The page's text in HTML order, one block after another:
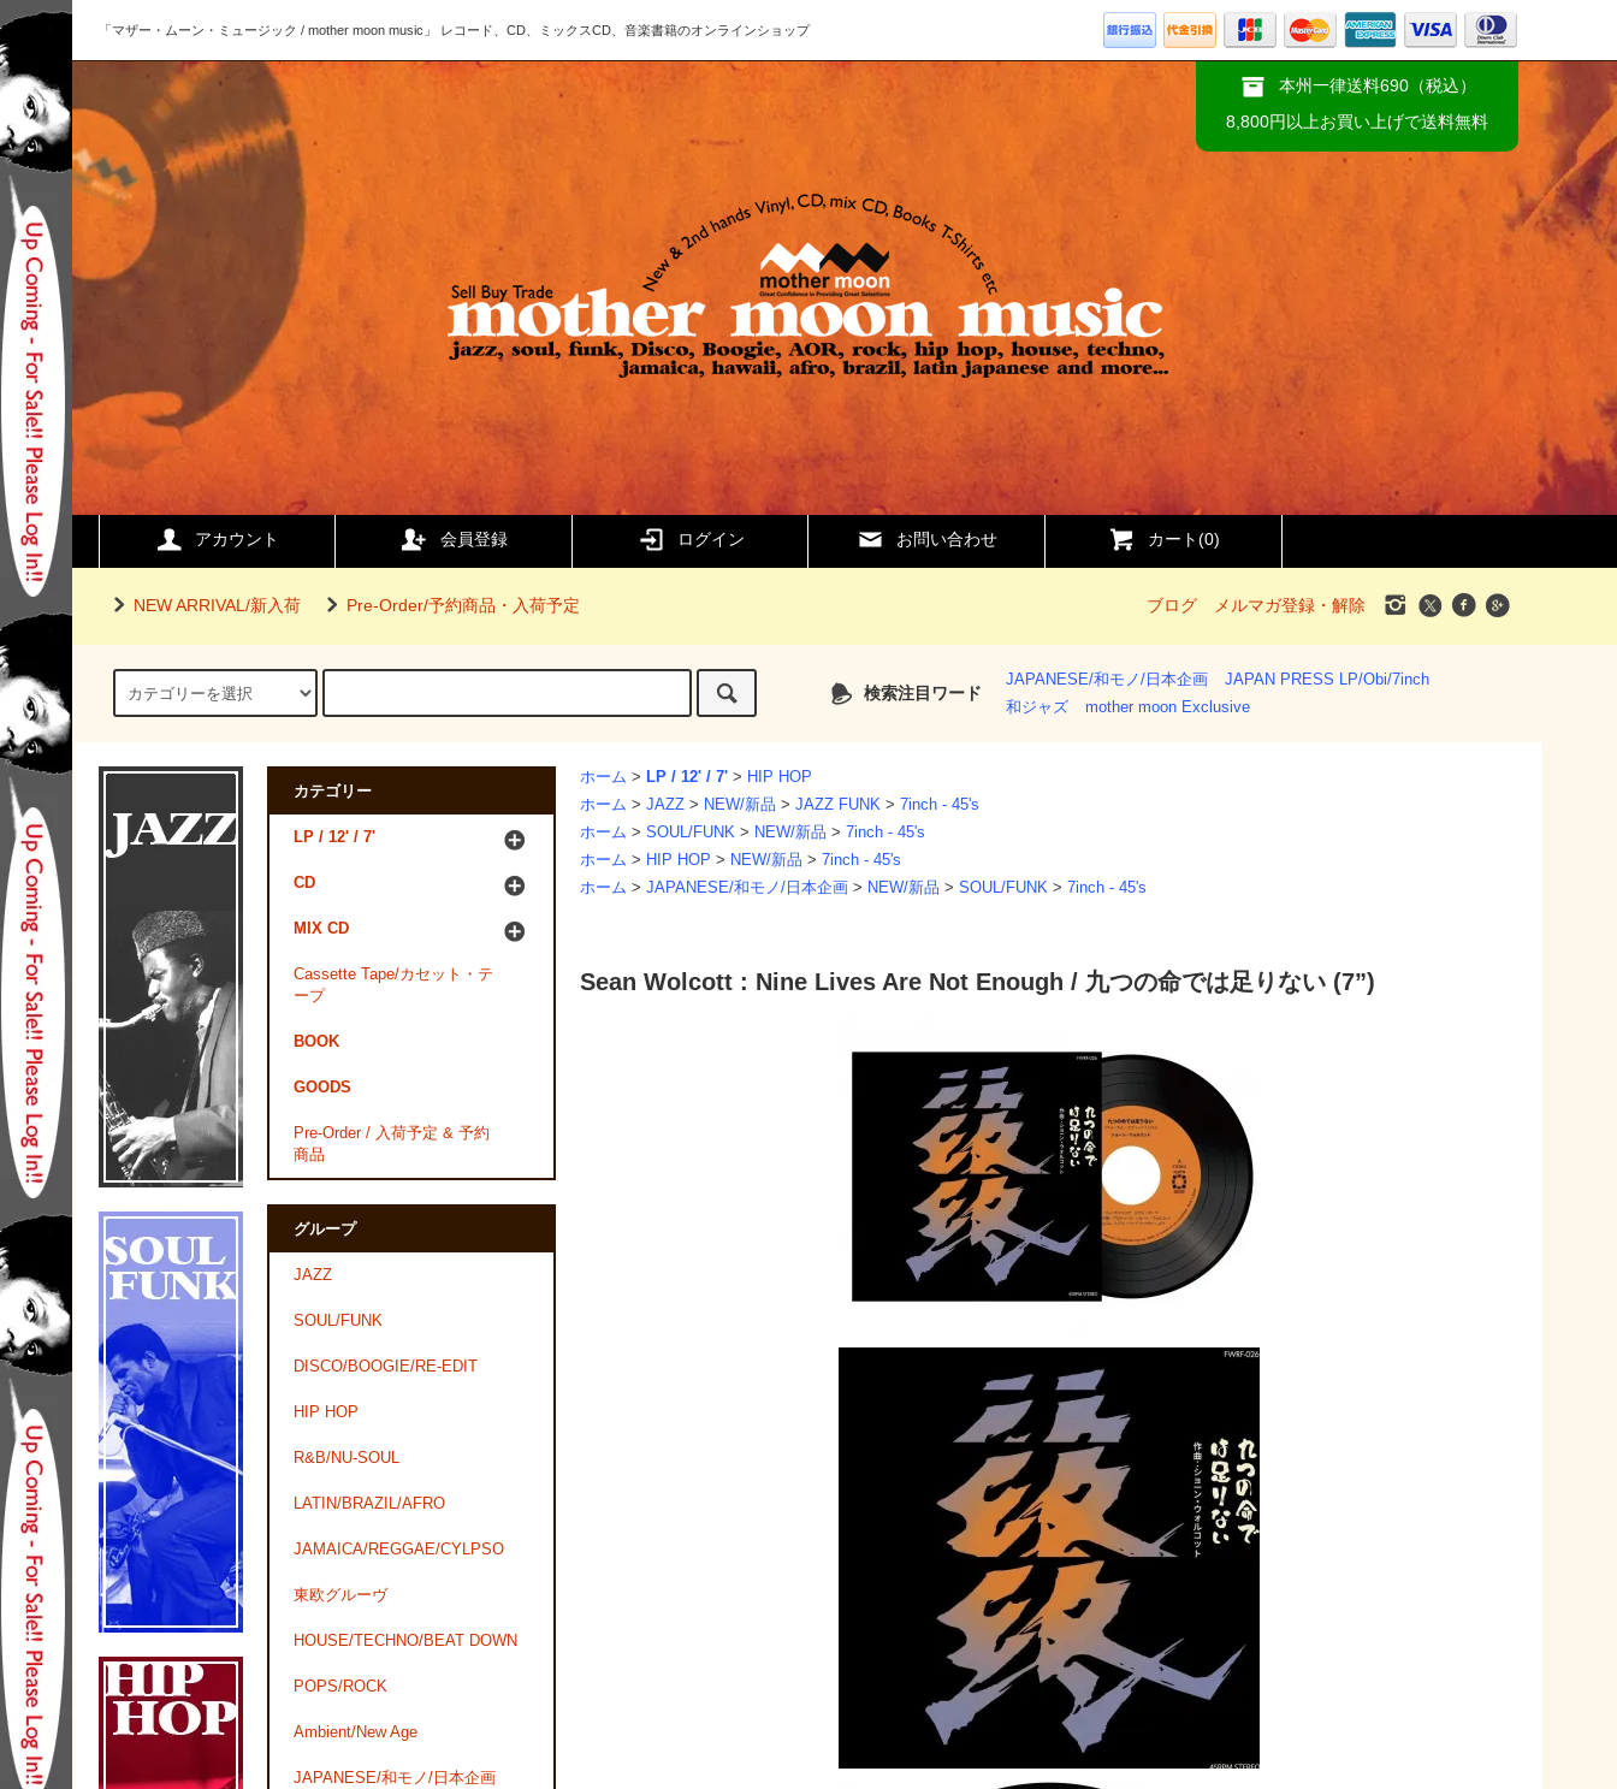
「マザー・ムーン・ミュージック / mother moon music」 レコード、CD、ミックスCD、音楽書籍のオンラインショップ
本州一律送料690（税込）
8,800円以上お買い上げで送料無料
アカウント 会員登録 ログイン お問い合わせ カート(0)
NEW ARRIVAL/新入荷 Pre-Order/予約商品・入荷予定 ブログ メルマガ登録・解除
検索注目ワード
JAPANESE/和モノ/日本企画
JAPAN PRESS LP/Obi/7inch
和ジャズ
mother moon Exclusive
ホーム > LP / 12' / 7' > HIP HOP
ホーム > JAZZ > NEW/新品 > JAZZ FUNK > 7inch - 45's
ホーム > SOUL/FUNK > NEW/新品 > 7inch - 45's
ホーム > HIP HOP > NEW/新品 > 7inch - 45's
ホーム > JAPANESE/和モノ/日本企画 > NEW/新品 > SOUL/FUNK > 7inch - 45's
Sean Wolcott : Nine Lives Are Not Enough / 九つの命では足りない (7”)
カテゴリー
LP / 12' / 7'
CD
MIX CD
Cassette Tape/カセット・テ
ープ
BOOK
GOODS
Pre-Order / 入荷予定 & 予約
商品
グループ
JAZZ
SOUL/FUNK
DISCO/BOOGIE/RE-EDIT
HIP HOP
R&B/NU-SOUL
LATIN/BRAZIL/AFRO
JAMAICA/REGGAE/CYLPSO
東欧グルーヴ
HOUSE/TECHNO/BEAT DOWN
POPS/ROCK
Ambient/New Age
JAPANESE/和モノ/日本企画